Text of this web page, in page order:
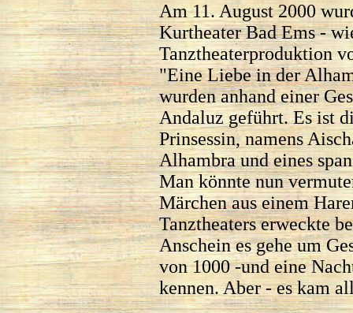
Am 11. August 2000
Kurtheater Bad Ems -
Tanztheaterproduktion
"Eine Liebe in der
wurden anhand einer
Andaluz geführt. Es ist
Prinsessin, namens
Alhambra und eines
Man könnte nun
Märchen aus einem
Tanztheaters erweckte
Anschein es gehe um
von 1000 -und eine
kennen. Aber - es kam